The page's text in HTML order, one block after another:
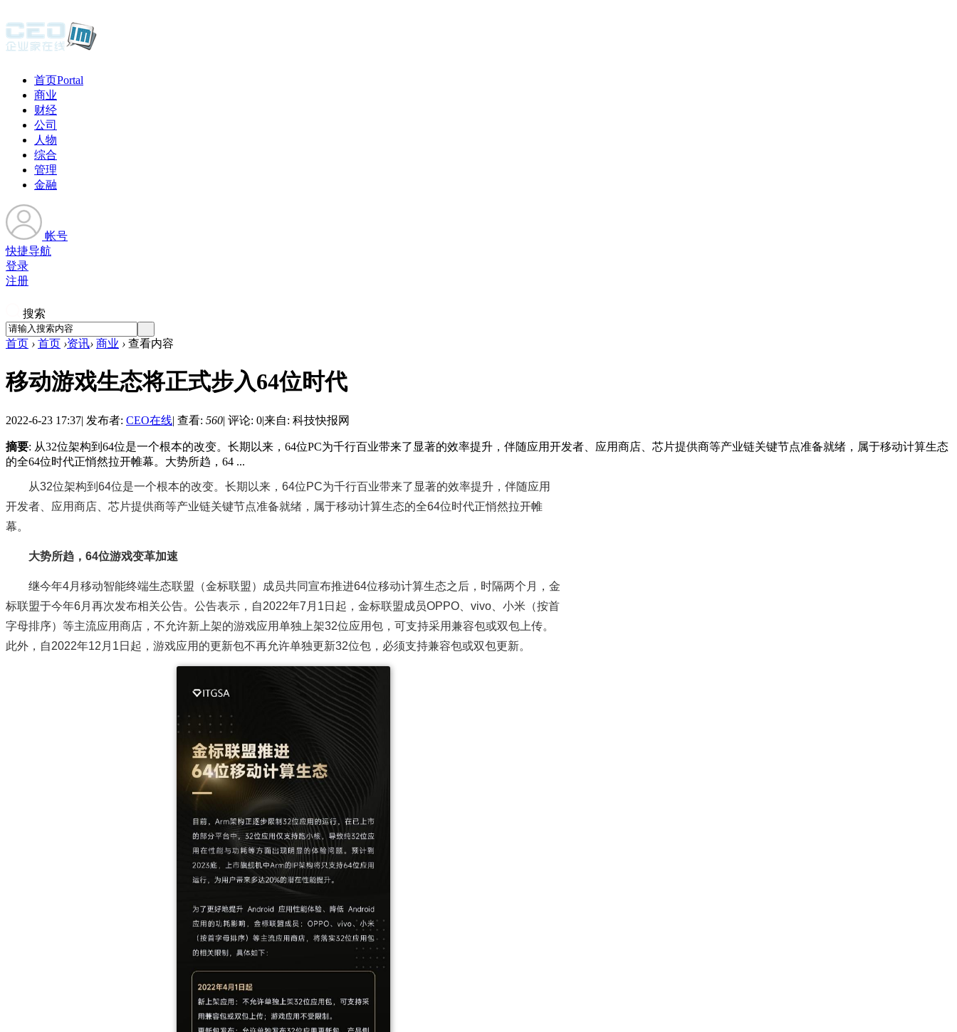
首页Portal
商业
财经
公司
人物
综合
管理
金融
帐号
快捷导航
登录
注册
搜索
首页 › 首页 ›资讯› 商业 › 查看内容
移动游戏生态将正式步入64位时代
2022-6-23 17:37| 发布者: CEO在线| 查看: 560| 评论: 0|来自: 科技快报网
摘要: 从32位架构到64位是一个根本的改变。长期以来，64位PC为千行百业带来了显著的效率提升，伴随应用开发者、应用商店、芯片提供商等产业链关键节点准备就绪，属于移动计算生态
的全64位时代正悄然拉开帷幕。大势所趋，64 ...
从32位架构到64位是一个根本的改变。长期以来，64位PC为千行百业带来了显著的效率提升，伴随应用
开发者、应用商店、芯片提供商等产业链关键节点准备就绪，属于移动计算生态的全64位时代正悄然拉开帷
幕。
大势所趋，64位游戏变革加速
继今年4月移动智能终端生态联盟（金标联盟）成员共同宣布推进64位移动计算生态之后，时隔两个月，金
标联盟于今年6月再次发布相关公告。公告表示，自2022年7月1日起，金标联盟成员OPPO、vivo、小米（按首
字母排序）等主流应用商店，不允许新上架的游戏应用单独上架32位应用包，可支持采用兼容包或双包上传。
此外，自2022年12月1日起，游戏应用的更新包不再允许单独更新32位包，必须支持兼容包或双包更新。